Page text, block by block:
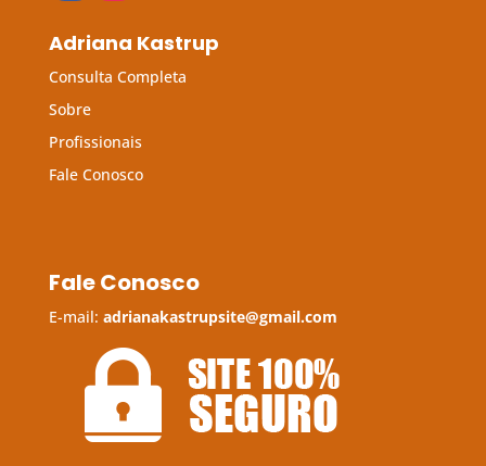
Adriana Kastrup
Consulta Completa
Sobre
Profissionais
Fale Conosco
Fale Conosco
E-mail: adrianakastrupsite@gmail.com